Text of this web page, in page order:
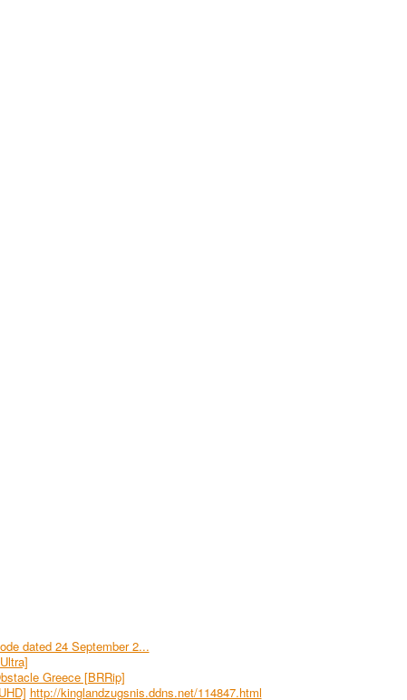
dated 24 September 2...
Greece [BRRip]
http://kinglandzugsnis.ddns.net/114847.html